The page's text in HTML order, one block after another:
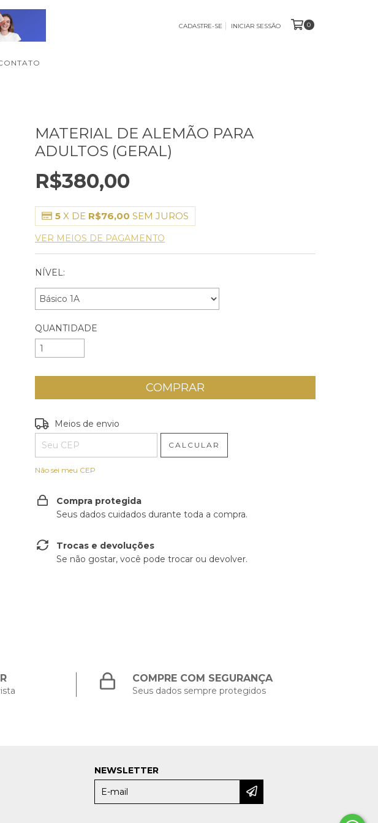
CADASTRE-SE INICIAR SESSÃO 0
MATERIAL DE ALEMÃO PARA
ADULTOS (GERAL)
R$380,00
5 X DE R$76,00 SEM JUROS
VER MEIOS DE PAGAMENTO
NÍVEL:
QUANTIDADE
Entregas para o CEP:
Meios de envio
CALCULAR
Não sei meu CEP
Compra protegida
Seus dados cuidados durante toda a compra.
Trocas e devoluções
Se não gostar, você pode trocar ou devolver.
COMPRE COM SEGURANÇA
Seus dados sempre protegidos
NEWSLETTER